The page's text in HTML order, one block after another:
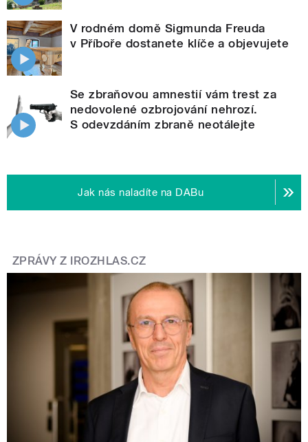
V rodném domě Sigmunda Freuda
v Příboře dostanete klíče a objevujete
Se zbraňovou amnestií vám trest za
nedovolené ozbrojování nehrozí.
S odevzdáním zbraně neotálejte
Jak nás naladíte na DABu
ZPRÁVY Z IROZHLAS.CZ